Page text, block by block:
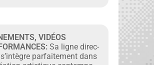
VIDÉOS
Sa ligne direc­
par­faite­ment dans